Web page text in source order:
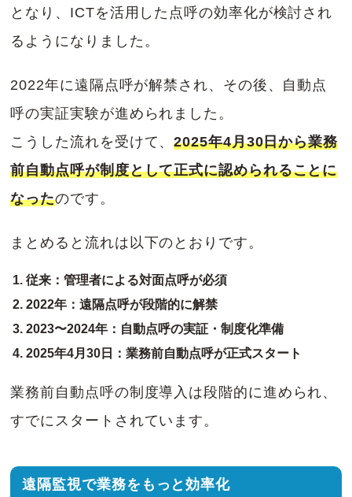
となり、ICTを活用した点呼の効率化が検討され
るようになりました。
2022年に遠隔点呼が解禁され、その後、自動点
呼の実証実験が進められました。
こうした流れを受けて、2025年4月30日から業務
前自動点呼が制度として正式に認められることに
なったのです。
まとめると流れは以下のとおりです。
従来：管理者による対面点呼が必須
2022年：遠隔点呼が段階的に解禁
2023〜2024年：自動点呼の実証・制度化準備
2025年4月30日：業務前自動点呼が正式スタート
業務前自動点呼の制度導入は段階的に進められ、
すでにスタートされています。
遠隔監視で業務をもっと効率化